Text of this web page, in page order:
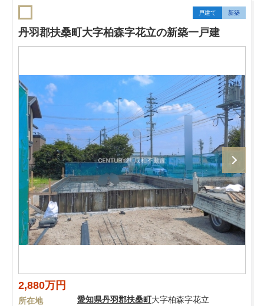
戸建て 新築
丹羽郡扶桑町大字柏森字花立の新築一戸建
2,880万円
所在地 愛知県丹羽郡扶桑町大字柏森字花立